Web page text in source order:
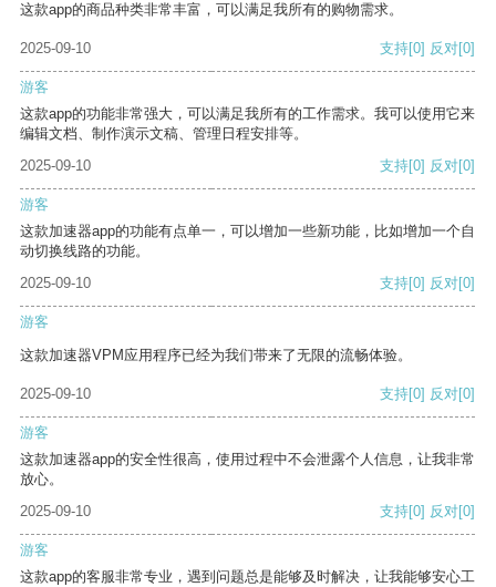
这款app的商品种类非常丰富，可以满足我所有的购物需求。
2025-09-10 支持[0] 反对[0]
游客
这款app的功能非常强大，可以满足我所有的工作需求。我可以使用它来
编辑文档、制作演示文稿、管理日程安排等。
2025-09-10
支持[0] 反对[0]
游客
这款加速器app的功能有点单一，可以增加一些新功能，比如增加一个自
动切换线路的功能。
2025-09-10
支持[0] 反对[0]
游客
这款加速器VPM应用程序已经为我们带来了无限的流畅体验。
2025-09-10 支持[0] 反对[0]
游客
这款加速器app的安全性很高，使用过程中不会泄露个人信息，让我非常
放心。
2025-09-10
支持[0] 反对[0]
游客
这款app的客服非常专业，遇到问题总是能够及时解决，让我能够安心工